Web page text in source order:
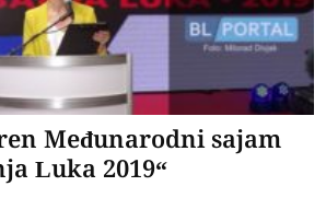
Međunarodni sajam
Luka 2019“